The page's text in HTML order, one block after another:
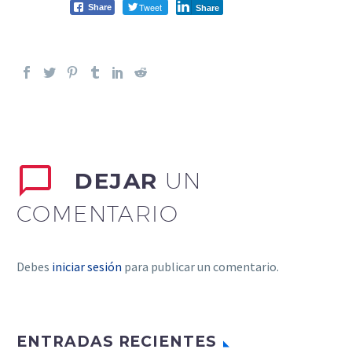
Share Tweet Share
DEJAR UN
COMENTARIO
Debes iniciar sesión para publicar un comentario.
ENTRADAS RECIENTES